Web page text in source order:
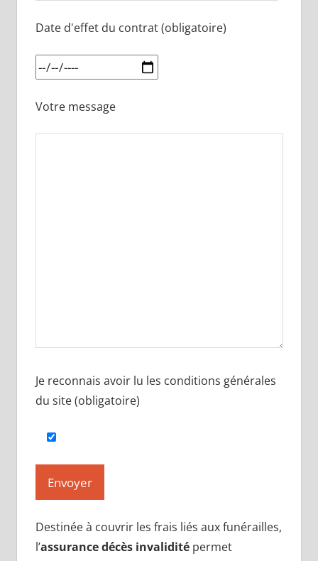
Date d'effet du contrat (obligatoire)
Votre message
Je reconnais avoir lu les conditions générales
du site (obligatoire)
Destinée à couvrir les frais liés aux funérailles,
l’assurance décès invaliditépermet